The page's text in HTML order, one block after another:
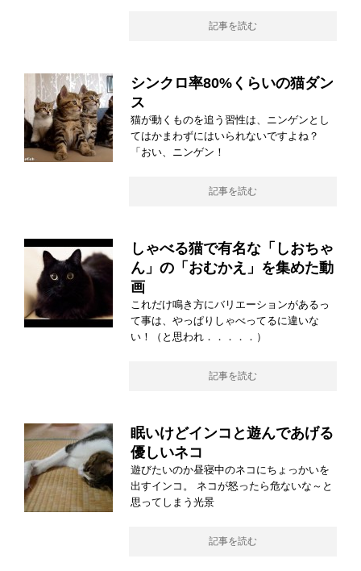
記事を読む
シンクロ率80%くらいの猫ダン
ス
猫が動くものを追う習性は、ニンゲンとし
てはかまわずにはいられないですよね？
「おい、ニンゲン！
記事を読む
しゃべる猫で有名な「しおちゃ
ん」の「おむかえ」を集めた動
画
これだけ鳴き方にバリエーションがあるっ
て事は、やっぱりしゃべってるに違いな
い！（と思われ．．．．．）
記事を読む
眠いけどインコと遊んであげる
優しいネコ
遊びたいのか昼寝中のネコにちょっかいを
出すインコ。 ネコが怒ったら危ないな～と
思ってしまう光景
記事を読む